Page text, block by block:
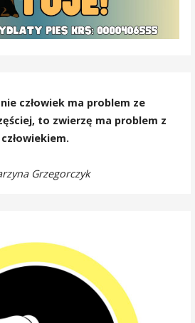
człowiek ma problem ze
to zwierzę ma problem z
człowiekiem.
Grzegorczyk